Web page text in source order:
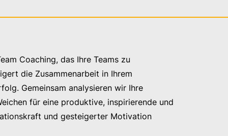
Coaching, das Ihre Teams zu
die Zusammenarbeit in Ihrem
Gemeinsam analysieren wir Ihre
für eine produktive, inspirierende und
und gesteigerter Motivation